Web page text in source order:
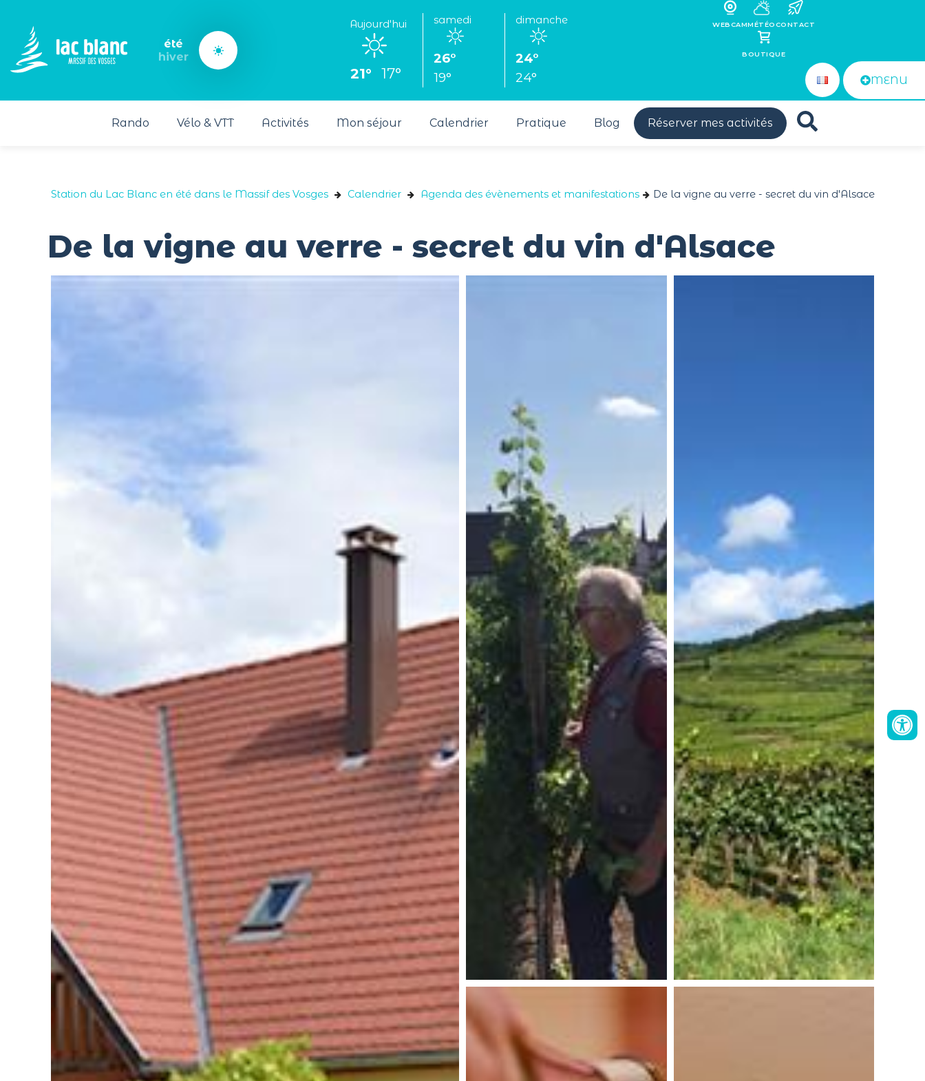
été
hiver
Aujourd'hui
21° 17°
samedi
26°
19°
dimanche
24°
24°
WEBCAMMÉTÉOCONTACT
BOUTIQUE
MENU
Rando Vélo & VTT Activités Mon séjour Calendrier Pratique Blog Réserver mes activités
Station du Lac Blanc en été dans le Massif des Vosges Calendrier Agenda des évènements et manifestations De la vigne au verre - secret du vin d'Alsace
De la vigne au verre - secret du vin d'Alsace